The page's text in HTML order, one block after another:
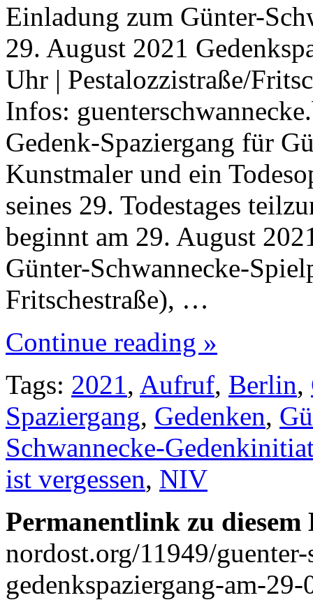
Einladung zum Günter-
29. August 2021
Uhr | Pestalozzistraße/
Infos:
Gedenk-Spaziergang für
Kunstmaler und ein
seines 29. Todestages
beginnt am 29. August
Günter-Schwannecke-
Fritschestraße), …
Continue reading »
Tags: 2021, Aufruf, Berlin,
Spaziergang, Gedenken,
Schwannecke-
ist vergessen, NIV
Permanentlink zu
nordost.org/11949/
gedenkspaziergang-am-